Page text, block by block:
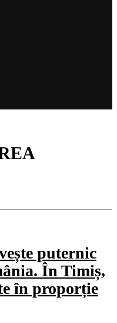
puternic
În Timiș,
în proporție